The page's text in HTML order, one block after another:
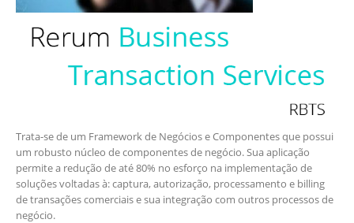
Trata-se de um Framework de Negócios e Componentes que possui
um robusto núcleo de componentes de negócio. Sua aplicação
permite a redução de até 80% no esforço na implementação de
soluções voltadas à: captura, autorização, processamento e billing
de transações comerciais e sua integração com outros processos de
negócio.